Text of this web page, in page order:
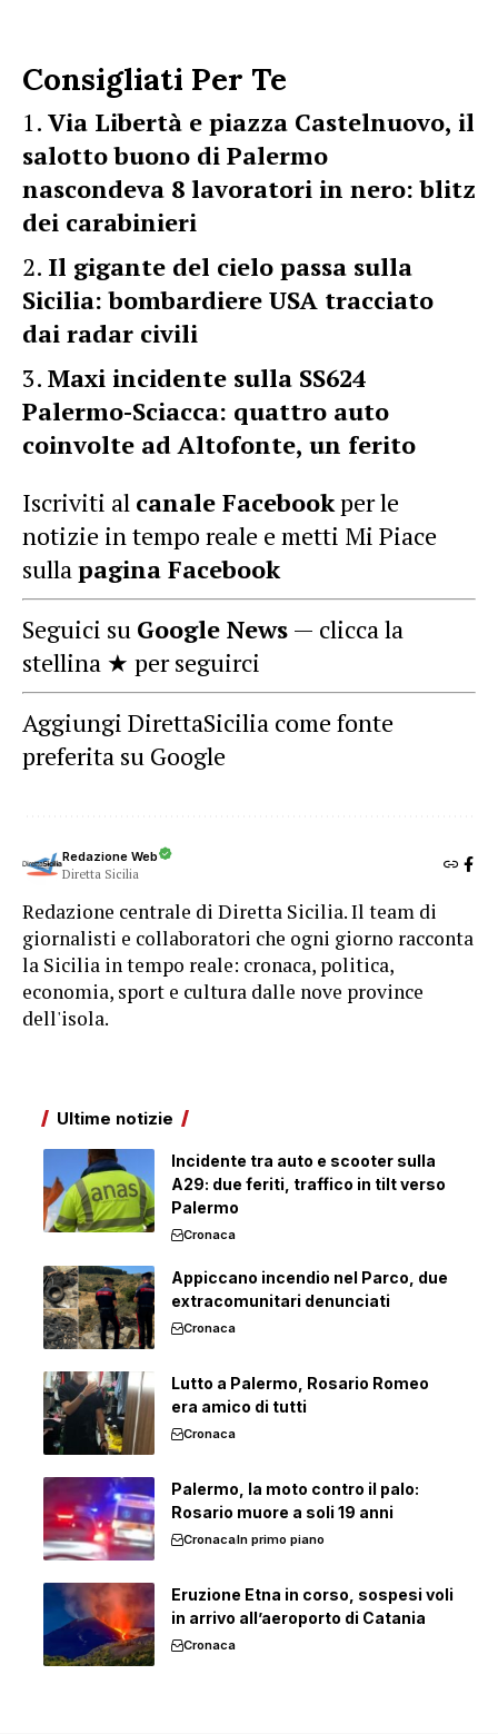
Consigliati Per Te
Via Libertà e piazza Castelnuovo, il
salotto buono di Palermo
nascondeva 8 lavoratori in nero: blitz
dei carabinieri
Il gigante del cielo passa sulla
Sicilia: bombardiere USA tracciato
dai radar civili
Maxi incidente sulla SS624
Palermo-Sciacca: quattro auto
coinvolte ad Altofonte, un ferito
Iscriviti al canale Facebookper le
notizie in tempo reale e metti Mi Piace
sullapagina Facebook
Seguici su Google News — clicca la
stellina ★ per seguirci
Aggiungi DirettaSicilia come fonte
preferita su Google
Redazione Web
Diretta Sicilia
Redazione centrale di Diretta Sicilia. Il team di
giornalisti e collaboratori che ogni giorno racconta
la Sicilia in tempo reale: cronaca, politica,
economia, sport e cultura dalle nove province
dell'isola.
Ultime notizie
Incidente tra auto e scooter sulla
A29: due feriti, traffico in tilt verso
Palermo
Cronaca
Appiccano incendio nel Parco, due
extracomunitari denunciati
Cronaca
Lutto a Palermo, Rosario Romeo
era amico di tutti
Cronaca
Palermo, la moto contro il palo:
Rosario muore a soli 19 anni
CronacaIn primo piano
Eruzione Etna in corso, sospesi voli
in arrivo all’aeroporto di Catania
Cronaca